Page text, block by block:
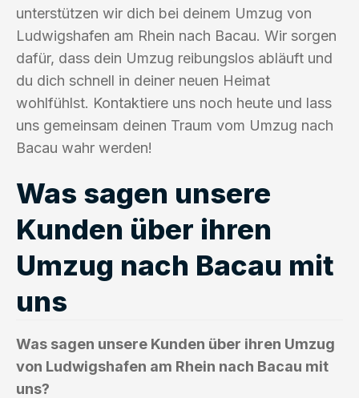
unterstützen wir dich bei deinem Umzug von
Ludwigshafen am Rhein nach Bacau. Wir sorgen
dafür, dass dein Umzug reibungslos abläuft und
du dich schnell in deiner neuen Heimat
wohlfühlst. Kontaktiere uns noch heute und lass
uns gemeinsam deinen Traum vom Umzug nach
Bacau wahr werden!
Was sagen unsere
Kunden über ihren
Umzug nach Bacau mit
uns
Was sagen unsere Kunden über ihren Umzug
von Ludwigshafen am Rhein nach Bacau mit
uns?